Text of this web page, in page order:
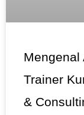
Mengenal
Trainer
&